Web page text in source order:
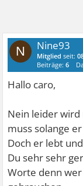
N Nine93
Mitglied seit:
Beiträge:6
Hallo caro,
Nein leider wird
muss solange
Doch er lebt
Du sehr sehr
Worte denn